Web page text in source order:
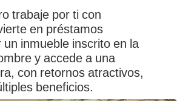
trabaje por ti con
en préstamos
inmueble inscrito en la
y accede a una
con retornos atractivos,
beneficios.